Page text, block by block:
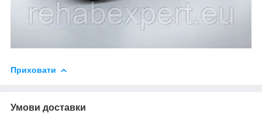
Приховати
Умови доставки